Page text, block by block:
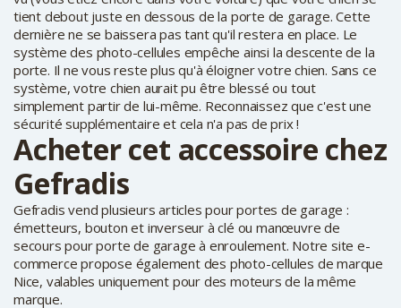
tient debout juste en dessous de la porte de garage. Cette
dernière ne se baissera pas tant qu'il restera en place. Le
système des photo-cellules empêche ainsi la descente de la
porte. Il ne vous reste plus qu'à éloigner votre chien. Sans ce
système, votre chien aurait pu être blessé ou tout
simplement partir de lui-même. Reconnaissez que c'est une
sécurité supplémentaire et cela n'a pas de prix !
Acheter cet accessoire chez
Gefradis
Gefradis vend plusieurs articles pour portes de garage :
émetteurs, bouton et inverseur à clé ou manœuvre de
secours pour porte de garage à enroulement. Notre site e-
commerce propose également des photo-cellules de marque
Nice, valables uniquement pour des moteurs de la même
marque.